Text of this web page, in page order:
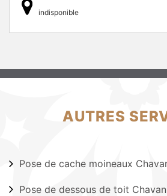
indisponible
AUTRES
Pose de cache moineaux
Pose de dessous de toit